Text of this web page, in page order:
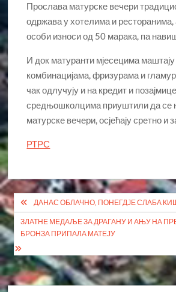
Прослава матурске вечери
одржава у хотелима и ресторанима,
особи износи од 50 марака, па
И док матуранти мјесецима
комбинацијама, фризурама и
чак одлучују и на кредит и
средњошколцима приуштили да се
матурске вечери, осјећају сретно и
РТРС
Кретање
чланка
ДАНАС ОБЛАЧНО, ПОНЕГДЈЕ СЛАБА
ЗЛАТНЕ МЕДАЉЕ ЗА ДРАГАНУ И АЊУ НА
БРОНЗА ПРИПАЛА МАТЕЈУ